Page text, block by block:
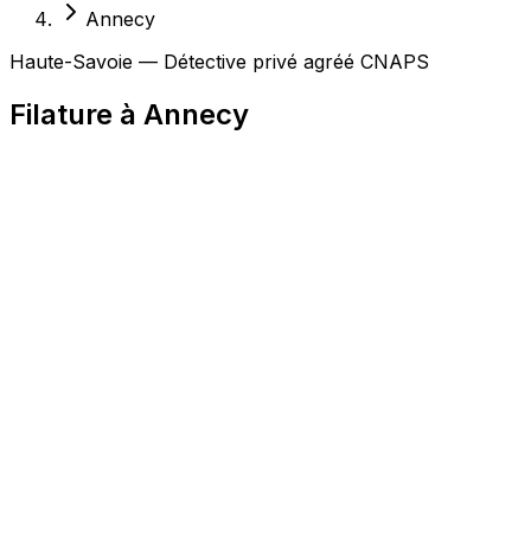
Annecy
Haute-Savoie — Détective privé agréé CNAPS
Filature à Annecy